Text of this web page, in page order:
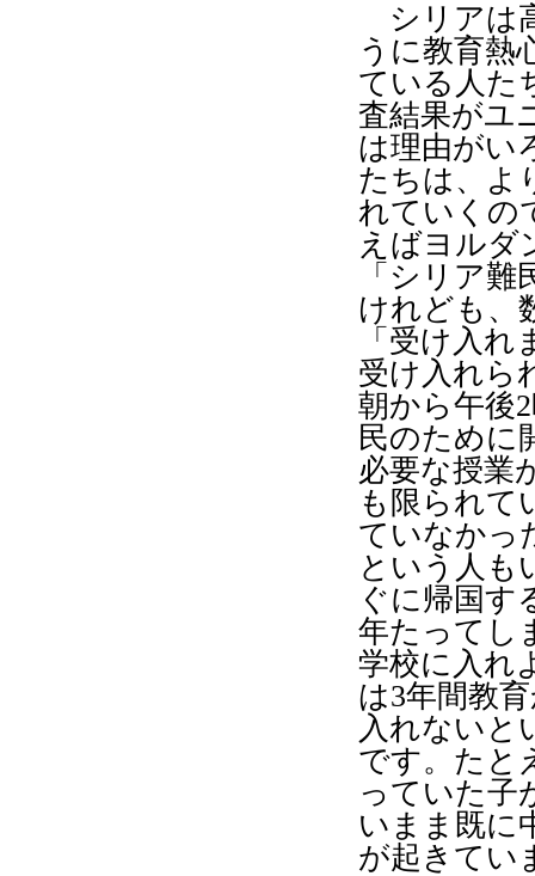
シリアは
うに教育熱
ている人た
査結果がユ
は理由がい
たちは、よ
れていくの
えばヨルダ
「シリア
けれども、
「受け入
受け入れら
朝から午後2
民のために
必要な授業
も限られて
ていなかっ
という人も
ぐに帰国す
年たってし
学校に入れ
は3年間教
入れないと
です。たと
っていた子
いまま既に
が起きてい